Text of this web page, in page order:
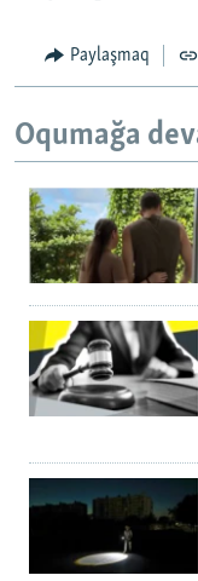
Paylaşmaq
Oqumağa